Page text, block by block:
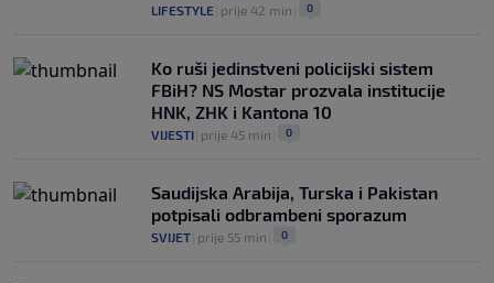
LIFESTYLE prije 42 min 0
Ko ruši jedinstveni policijski sistem
FBiH? NS Mostar prozvala institucije
HNK, ZHK i Kantona 10
VIJESTI prije 45 min 0
Saudijska Arabija, Turska i Pakistan
potpisali odbrambeni sporazum
SVIJET prije 55 min 0